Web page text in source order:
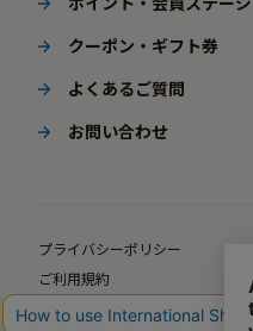
クーポン・ギフト券
よくあるご質問
お問い合わせ
プライバシーポリシー
ご利用規約
企業サイト